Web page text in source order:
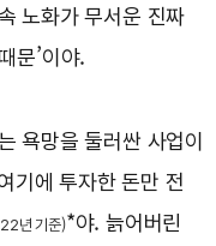
노화가 무서운 진짜
문’이야.
욕망을 둘러싼 사업이
기에 투자한 돈만 전
년 기준)*야. 늙어버린